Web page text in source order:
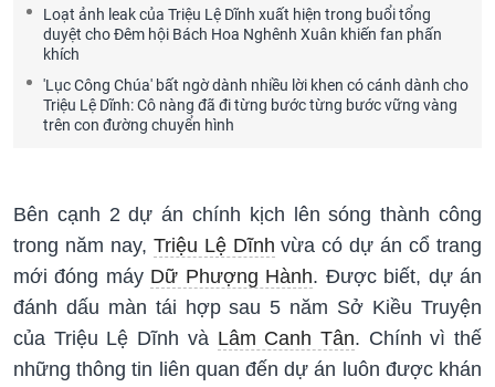
Loạt ảnh leak của Triệu Lệ Dĩnh xuất hiện trong buổi tổng
duyệt cho Đêm hội Bách Hoa Nghênh Xuân khiến fan phấn
khích
'Lục Công Chúa' bất ngờ dành nhiều lời khen có cánh dành cho
Triệu Lệ Dĩnh: Cô nàng đã đi từng bước từng bước vững vàng
trên con đường chuyển hình
Bên cạnh 2 dự án chính kịch lên sóng thành công
trong năm nay, Triệu Lệ Dĩnh vừa có dự án cổ trang
mới đóng máy Dữ Phượng Hành. Được biết, dự án
đánh dấu màn tái hợp sau 5 năm Sở Kiều Truyện
của Triệu Lệ Dĩnh và Lâm Canh Tân. Chính vì thế
những thông tin liên quan đến dự án luôn được khán